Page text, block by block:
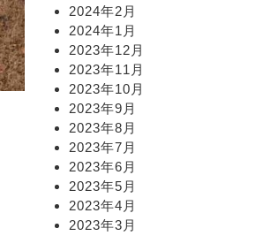
2024年2月
2024年1月
2023年12月
2023年11月
2023年10月
2023年9月
2023年8月
2023年7月
2023年6月
2023年5月
2023年4月
2023年3月